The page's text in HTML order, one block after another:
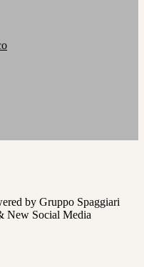
by Gruppo Spaggiari
New Social Media